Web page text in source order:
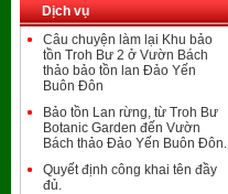
Dịch vụ
Câu chuyện làm lại Khu bảo
tồn Troh Bư 2 ở Vườn Bách
thảo bảo tồn lan Đảo Yến
Buôn Đôn
Bảo tồn Lan rừng, từ Troh Bư
Botanic Garden đến Vườn
Bách thảo Đảo Yến Buôn Đôn.
Quyết định công khai tên đầy
đủ.